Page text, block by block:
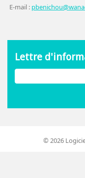
© 2026
E-mail :
Lettre